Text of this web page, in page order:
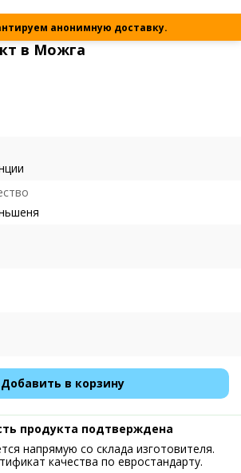
в Можга
Добавить в корзину
анонимную доставку.
продукта подтверждена
напрямую со склада изготовителя.
качества по евростандарту.